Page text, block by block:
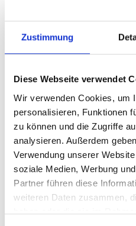
Zustimmung
Diese Webseite verwendet
Wir verwenden Cookies, um
personalisieren, Funktionen
zu können und die Zugriffe
analysieren. Außerdem
Verwendung unserer
soziale Medien, Werbung
Partner führen diese
weiteren Daten zusammen,
haben oder die sie im
neuen Künstlern
Produzenten
Mixtapes
der auf Plattformen wie
ist.
SoundCloud
ohne Passwort
Für die Bestellung werden
benötigt. Du musst weder
sensible Informationen